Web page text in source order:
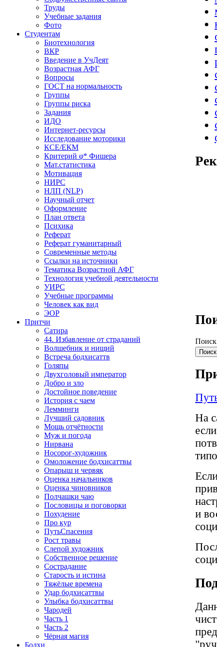
Труды
Учебные задания
Фото
Студентам
Биотехнология
ВКР
Введение в УчДеят
Возрастная АФГ
Вопросы
ГОСТ на нормальность
Группы
Группы риска
Задания
ИДО
Интернет-ресурсы
Исследование моторики
КСЕ/ЕКМ
Критерий φ* Фишера
Мат.статистика
Мотивация
НИРС
НЛП (NLP)
Научный отчет
Оформление
План ответа
Психика
Реферат
Реферат гуманитарный
Современные методы
Ссылки на источники
Тематика Возрастной АФГ
Технология учебной деятельности
УИРС
Учебные программы
Человек как вид
ЭОР
Притчи
Сатира
44. Избавление от страданий
Волшебник и нищий
Встреча бодхисаттв
Голяпы
Двухголовый император
Добро и зло
Достойное поведение
История с чаем
Лемминги
Лучший садовник
Мощь отчётности
Муж и погода
Нирвана
Носорог-художник
Омоложение бодхисаттвы
Опарыш и червяк
Оценка начальников
Оценка чиновников
Полчашки чаю
Пословицы и поговорки
Похудение
Про кур
ПутьСпасения
Рост травы
Слепой художник
Собственное решение
Сострадание
Старость и истина
Тяжёлые времена
Удар бодхисаттвы
Улыбка бодхисаттвы
Чародей
Часть 1
Часть 2
Чёрная магия
Бодхи
На
и